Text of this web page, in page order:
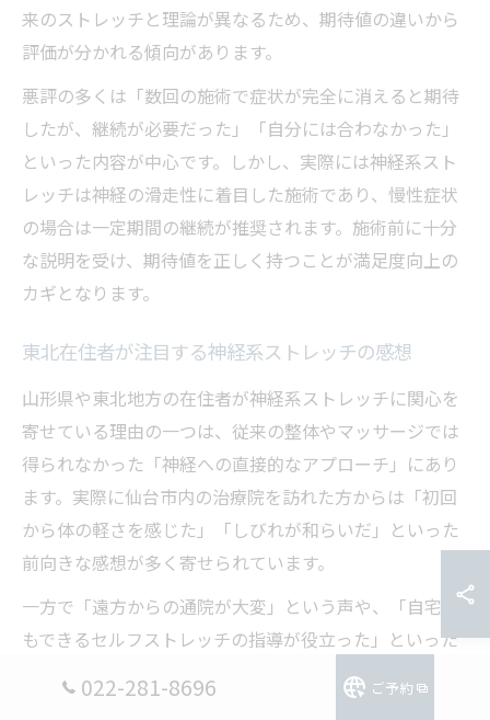
来のストレッチと理論が異なるため、期待値の違いから
評価が分かれる傾向があります。
悪評の多くは「数回の施術で症状が完全に消えると期待
したが、継続が必要だった」「自分には合わなかった」
といった内容が中心です。しかし、実際には神経系スト
レッチは神経の滑走性に着目した施術であり、慢性症状
の場合は一定期間の継続が推奨されます。施術前に十分
な説明を受け、期待値を正しく持つことが満足度向上の
カギとなります。
東北在住者が注目する神経系ストレッチの感想
山形県や東北地方の在住者が神経系ストレッチに関心を
寄せている理由の一つは、従来の整体やマッサージでは
得られなかった「神経への直接的なアプローチ」にあり
ます。実際に仙台市内の治療院を訪れた方からは「初回
から体の軽さを感じた」「しびれが和らいだ」といった
前向きな感想が多く寄せられています。
一方で「遠方からの通院が大変」という声や、「自宅で
もできるセルフストレッチの指導が役立った」といった
意見も広がっています。施術後のアフターケアやサポー
ト体制の充実が、東北エリアの利用者の満足度向上に直
022-281-8696 ご予約